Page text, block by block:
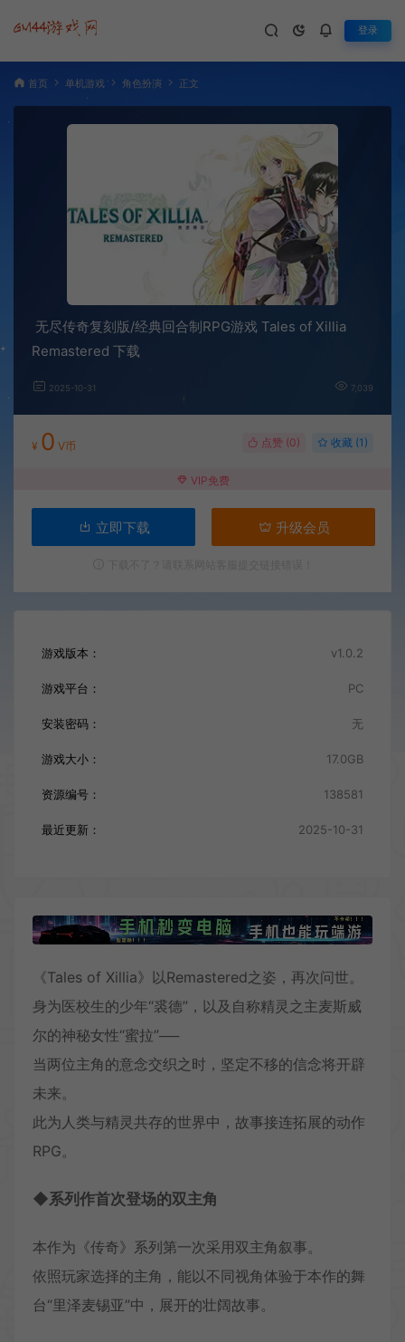
登录
首页 单机游戏 角色扮演 正文
无尽传奇复刻版/经典回合制RPG游戏 Tales of Xillia
Remastered 下载
2025-10-31 7,039
¥ 0 V币 点赞 (0) 收藏 (1)
VIP免费
立即下载 升级会员
游戏版本： v1.0.2
游戏平台： PC
安装密码： 无
游戏大小： 17.0GB
资源编号： 138581
最近更新： 2025-10-31
《Tales of Xillia》以Remastered之姿，再次问世。
身为医校生的少年“裘德”，以及自称精灵之主麦斯威
尔的神秘女性“蜜拉”──
当两位主角的意念交织之时，坚定不移的信念将开辟
未来。
此为人类与精灵共存的世界中，故事接连拓展的动作
RPG。
◆系列作首次登场的双主角
本作为《传奇》系列第一次采用双主角叙事。
依照玩家选择的主角，能以不同视角体验于本作的舞
台“里泽麦锡亚”中，展开的壮阔故事。